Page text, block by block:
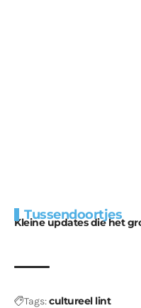
Tussendoortjes
Kleine updates die het
voor kabouters
Tags:cultureel lint